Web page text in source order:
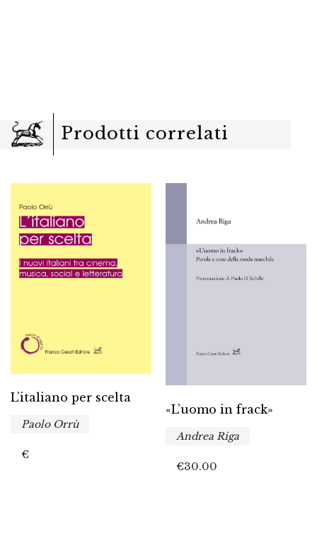
Prodotti correlati
L’italiano per scelta
Paolo Orrù
€
«L’uomo in frack»
Andrea Riga
€30.00